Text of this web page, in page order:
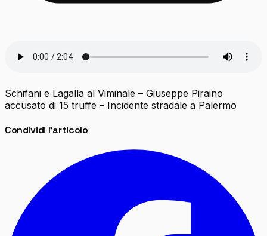
Schifani e Lagalla al Viminale – Giuseppe Piraino
accusato di 15 truffe – Incidente stradale a Palermo
Condividi l'articolo